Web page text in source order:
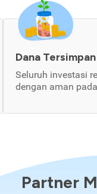
Dana
Seluruh investasi
dengan aman
Partner